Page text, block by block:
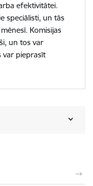
efektivitātei.
speciālisti, un tās
Komisijas
un tos var
pieprasīt